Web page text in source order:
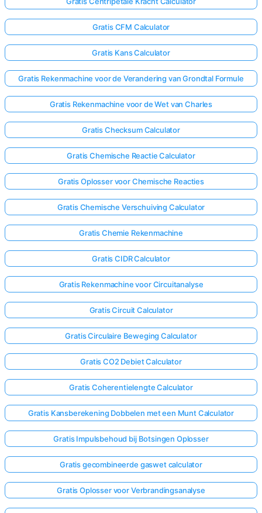
Gratis CFM Calculator
Gratis Kans Calculator
Gratis Rekenmachine voor de Verandering van Grondtal Formule
Gratis Rekenmachine voor de Wet van Charles
Gratis Checksum Calculator
Gratis Chemische Reactie Calculator
Gratis Oplosser voor Chemische Reacties
Gratis Chemische Verschuiving Calculator
Gratis Chemie Rekenmachine
Gratis CIDR Calculator
Gratis Rekenmachine voor Circuitanalyse
Gratis Circuit Calculator
Gratis Circulaire Beweging Calculator
Gratis CO2 Debiet Calculator
Gratis Coherentielengte Calculator
Gratis Kansberekening Dobbelen met een Munt Calculator
Gratis Impulsbehoud bij Botsingen Oplosser
Gratis gecombineerde gaswet calculator
Gratis Oplosser voor Verbrandingsanalyse